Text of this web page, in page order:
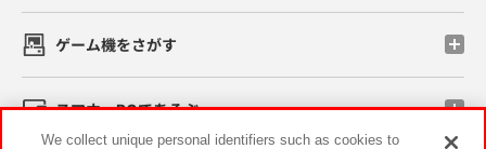
ゲーム機をさがす
スマホ・PCであそぶ
We collect unique personal identifiers such as cookies to